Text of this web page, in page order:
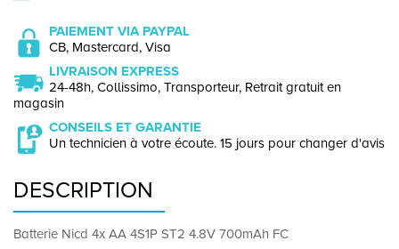
PAIEMENT VIA PAYPAL
CB, Mastercard, Visa
LIVRAISON EXPRESS
24-48h, Collissimo, Transporteur, Retrait gratuit en
magasin
CONSEILS ET GARANTIE
Un technicien à votre écoute. 15 jours pour changer d'avis
DESCRIPTION
Batterie Nicd 4x AA 4S1P ST2 4.8V 700mAh FC